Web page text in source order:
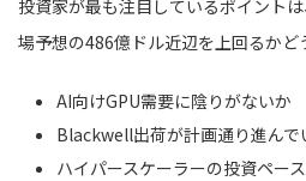
投資家が最も注目しているポイント
場予想の486億ドル近辺を上回るかど
AI向けGPU需要に陰りがないか
Blackwell出荷が計画通り進んで
ハイパースケーラーの投資ペー